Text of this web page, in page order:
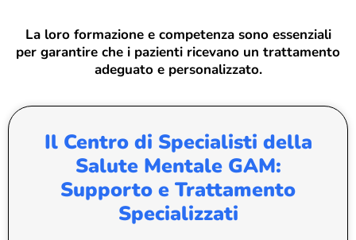
La loro formazione e competenza sono essenziali
per garantire che i pazienti ricevano un trattamento
adeguato e personalizzato.
Il Centro di Specialisti della
Salute Mentale GAM:
Supporto e Trattamento
Specializzati